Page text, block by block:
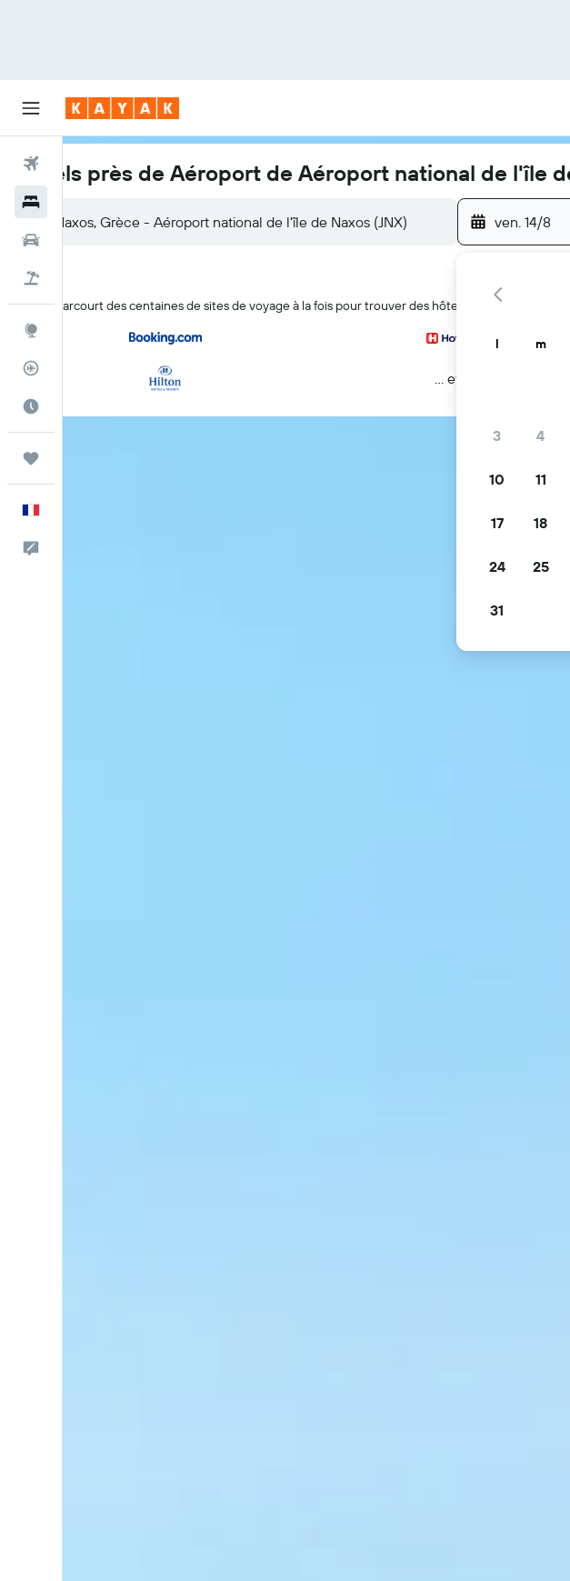
Vols
Hôtels près de Aéroport de Aéroport national de l'île
Naxos, Grèce - Aéroport national de l'île de Naxos (JNX) ven. 14/8
KAYAK parcourt des centaines de sites de voyage à la fois pour trouver des hôtels à Aéroport de
… et plus
l m
3 4
10 11
17 18
24 25
31